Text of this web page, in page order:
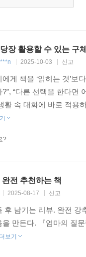
장 활용할 수 있는 구
2025-10-03 신고
에게 책을 ‘읽히는 것’보
?”, “다른 선택을 한다면
활 속 대화에 바로 적용
?
완전 추천하는 책
2025-08-17 신고
후 남기는 리뷰. 완전 강
을 만든다. 『엄마의 질
더보기